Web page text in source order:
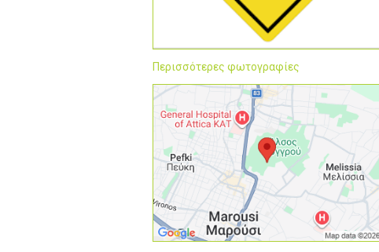
Περισσότερες φωτογραφίες